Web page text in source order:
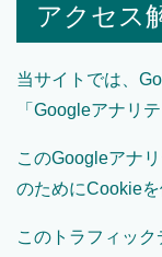
アクセス
当サイトでは、
「Googleアナリ
このGoogleアナ
のためにCookieを
このトラフィッ